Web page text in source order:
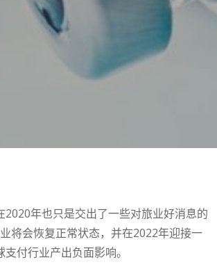
年也只是交出了一些对旅业好消息的
将会恢复正常状态，并在2022年迎接一
付行业产出负面影响。